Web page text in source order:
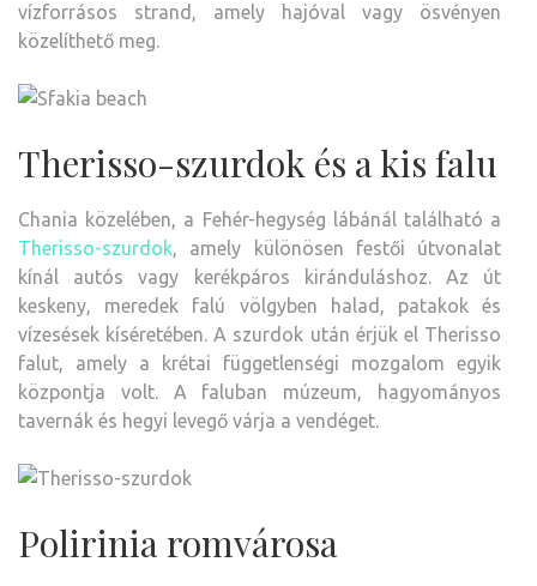
vízforrásos strand, amely hajóval vagy ösvényen
közelíthető meg.
Therisso-szurdok és a kis falu
Chania közelében, a Fehér-hegység lábánál található a
Therisso-szurdok, amely különösen festői útvonalat
kínál autós vagy kerékpáros kiránduláshoz. Az út
keskeny, meredek falú völgyben halad, patakok és
vízesések kíséretében. A szurdok után érjük el Therisso
falut, amely a krétai függetlenségi mozgalom egyik
központja volt. A faluban múzeum, hagyományos
tavernák és hegyi levegő várja a vendéget.
Polirinia romvárosa